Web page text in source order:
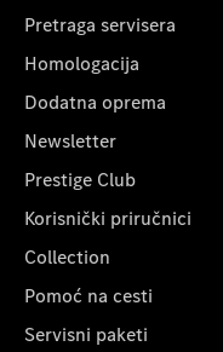
Pretraga servisera
Homologacija
Dodatna oprema
Newsletter
Prestige Club
Korisnički priručnici
Collection
Pomoć na cesti
Servisni paketi